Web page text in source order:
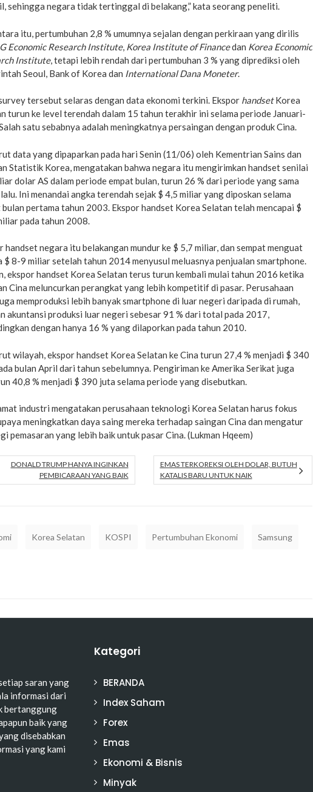
sehingga negara tidak tertinggal di belakang,” kata seorang peneliti.
itu, pertumbuhan 2,8 % umumnya sejalan dengan perkiraan yang dirilis
Economic Research Institute, Korea Institute of Financedan Korea Economic
Institute, tetapi lebih rendah dari pertumbuhan 3 % yang diprediksi oleh
Seoul, Bank of Korea dan International Dana Moneter.
tersebut selaras dengan data ekonomi terkini. Ekspor handsetKorea
turun ke level terendah dalam 15 tahun terakhir ini selama periode Januari-
satu sebabnya adalah meningkatnya persaingan dengan produk Cina.
data yang dipaparkan pada hari Senin (11/06) oleh Kementrian Sains dan
Statistik Korea, mengatakan bahwa negara itu mengirimkan handset senilai
dolar AS dalam periode empat bulan, turun 26 % dari periode yang sama
Ini menandai angka terendah sejak $ 4,5 miliar yang diposkan selama
bulan pertama tahun 2003. Ekspor handset Korea Selatan telah mencapai $
pada tahun 2008.
handset negara itu belakangan mundur ke $ 5,7 miliar, dan sempat menguat
$ 8-9 miliar setelah tahun 2014 menyusul meluasnya penjualan smartphone.
ekspor handset Korea Selatan terus turun kembali mulai tahun 2016 ketika
Cina meluncurkan perangkat yang lebih kompetitif di pasar. Perusahaan
memproduksi lebih banyak smartphone di luar negeri daripada di rumah,
akuntansi produksi luar negeri sebesar 91 % dari total pada 2017,
dengan hanya 16 % yang dilaporkan pada tahun 2010.
wilayah, ekspor handset Korea Selatan ke Cina turun 27,4 % menjadi $ 340
bulan April dari tahun sebelumnya. Pengiriman ke Amerika Serikat juga
40,8 % menjadi $ 390 juta selama periode yang disebutkan.
industri mengatakan perusahaan teknologi Korea Selatan harus fokus
meningkatkan daya saing mereka terhadap saingan Cina dan mengatur
pemasaran yang lebih baik untuk pasar Cina. (Lukman Hqeem)
DONALD TRUMP HANYA INGINKAN
PEMBICARAAN YANG BAIK
EMAS TERKOREKSI OLEH DOLAR, BUTUH
KATALIS BARU UNTUK NAIK
Korea Selatan KOSPI Pertumbuhan Ekonomi Samsung
saran yang
informasi dari
bertanggung
baik yang
disebabkan
yang kami
Kategori
BERANDA
Index Saham
Forex
Emas
Ekonomi & Bisnis
Minyak